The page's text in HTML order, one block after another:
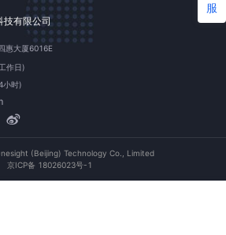
服
技有限公司
惠大厦6016E
作日)
小时)
(Beijing) Technology Co., Limited
京ICP备 18026023号-1